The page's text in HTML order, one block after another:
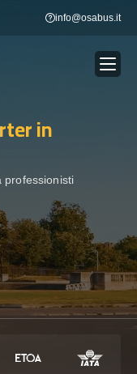
info@osabus.it
Show dropdown
in
professionisti